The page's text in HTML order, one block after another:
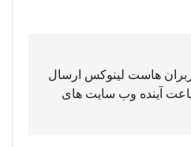
هاست لینوکس ارسال
است لطفا تا 24 ساعت آینده وب سایت های